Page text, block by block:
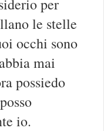
per
le stelle
occhi sono
mai
possiedo
io.